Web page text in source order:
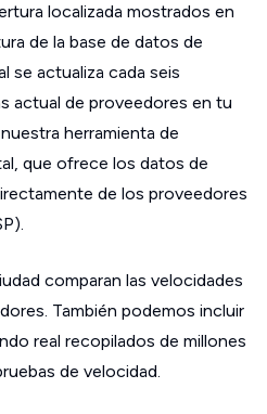
localizada mostrados en
de la base de datos de
se actualiza cada seis
actual de proveedores en tu
herramienta de
que ofrece los datos de
de los proveedores
comparan las velocidades
También podemos incluir
real recopilados de millones
de velocidad.